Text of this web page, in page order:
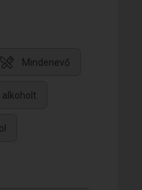
Mindenevő